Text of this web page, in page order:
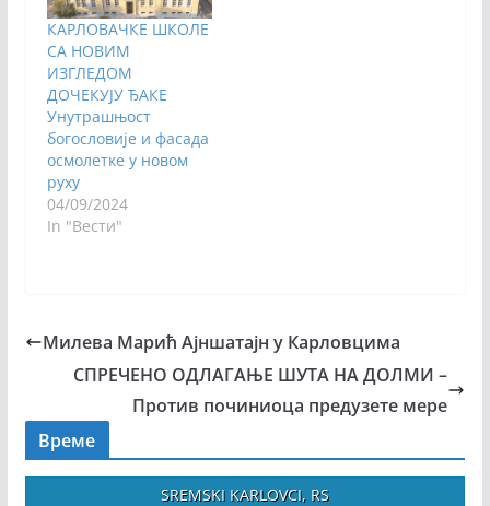
КАРЛОВАЧКЕ ШКОЛЕ
СА НОВИМ
ИЗГЛЕДОМ
ДОЧЕКУЈУ ЂАКЕ
Унутрашњост
богословије и фасада
осмолетке у новом
руху
04/09/2024
In "Вести"
Милева Марић Ајншатајн у Карловцима
СПРЕЧЕНО ОДЛАГАЊЕ ШУТА НА ДОЛМИ –
Против починиоца предузете мере
Време
SREMSKI KARLOVCI, RS